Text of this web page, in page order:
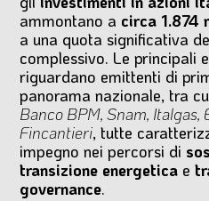
ammontano a circa 1.874
a una quota significativa
complessivo. Le principali
riguardano emittenti di
panorama nazionale, tra
Banco BPM, Snam, Italgas,
Fincantieri, tutte
impegno nei percorsi di
transizione energetica e
governance.